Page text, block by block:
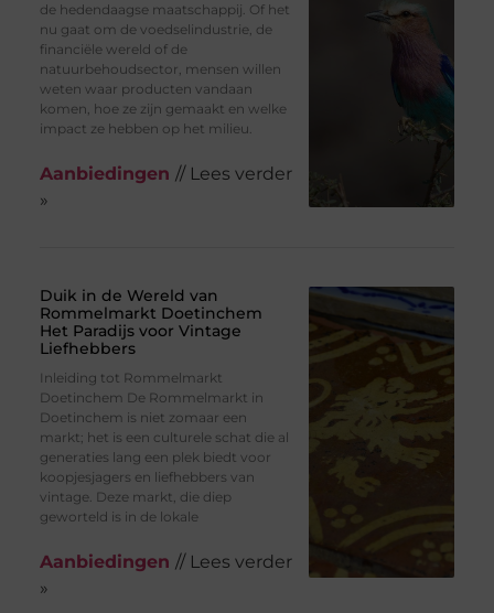
de hedendaagse maatschappij. Of het
nu gaat om de voedselindustrie, de
financiële wereld of de
natuurbehoudsector, mensen willen
weten waar producten vandaan
komen, hoe ze zijn gemaakt en welke
impact ze hebben op het milieu.
Aanbiedingen // Lees verder
»
Duik in de Wereld van
Rommelmarkt Doetinchem
Het Paradijs voor Vintage
Liefhebbers
Inleiding tot Rommelmarkt
Doetinchem De Rommelmarkt in
Doetinchem is niet zomaar een
markt; het is een culturele schat die al
generaties lang een plek biedt voor
koopjesjagers en liefhebbers van
vintage. Deze markt, die diep
geworteld is in de lokale
Aanbiedingen // Lees verder
»